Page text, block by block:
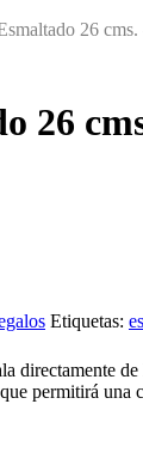
26
Etiquetas:
permitirá